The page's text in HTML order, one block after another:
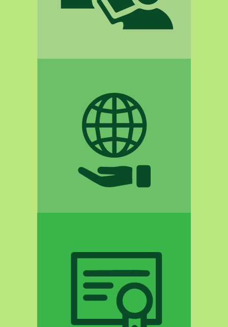
δράσεις
04
Εταιρική Κοινωνική
Ευθύνη
δράσεις
05
Πιστοποίηση Zero
Waste
δράσεις